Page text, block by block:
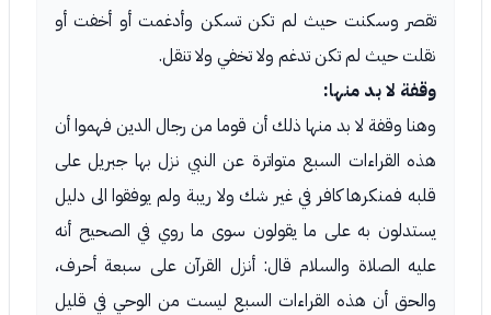
تقصر وسكنت حيث لم تكن تسكن وأدغمت أو أخفت أو
نقلت حيث لم تكن تدغم ولا تخفي ولا تنقل.
وقفة لا بد منها:
وهنا وقفة لا بد منها ذلك أن قوما من رجال الدين فهموا أن
هذه القراءات السبع متواترة عن النبي نزل بها جبريل على
قلبه فمنكرها كافر في غير شك ولا ريبة ولم يوفقوا الى دليل
يستدلون به على ما يقولون سوى ما روي في الصحيح أنه
عليه الصلاة والسلام قال: أنزل القرآن على سبعة أحرف،
والحق أن هذه القراءات السبع ليست من الوحي في قليل